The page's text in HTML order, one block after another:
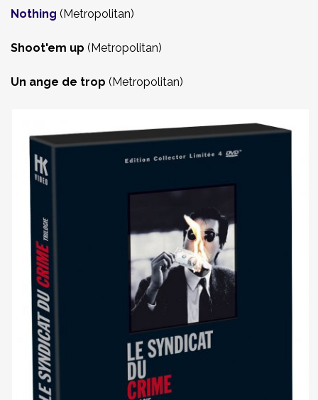
Nothing (Metropolitan)
Shoot'em up (Metropolitan)
Un ange de trop (Metropolitan)